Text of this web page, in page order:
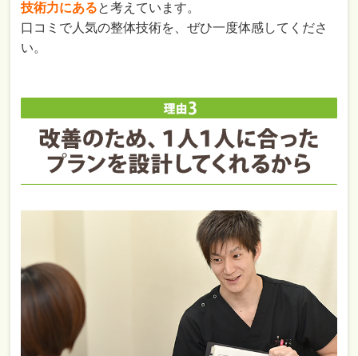
技術力にあると考えています。
口コミで人気の整体技術を、ぜひ一度体感してくださ
い。